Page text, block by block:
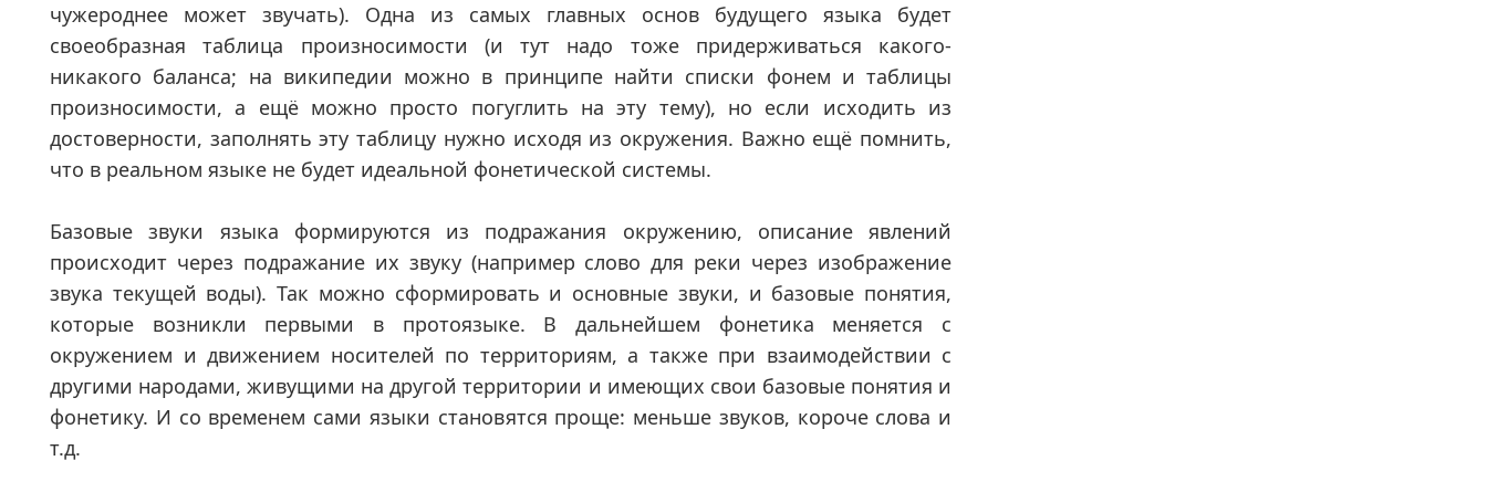
чужероднее может звучать). Одна из самых главных основ будущего языка будет
своеобразная таблица произносимости (и тут надо тоже придерживаться какого-
никакого баланса; на википедии можно в принципе найти списки фонем и таблицы
произносимости, а ещё можно просто погуглить на эту тему), но если исходить из
достоверности, заполнять эту таблицу нужно исходя из окружения. Важно ещё помнить,
что в реальном языке не будет идеальной фонетической системы.
Базовые звуки языка формируются из подражания окружению, описание явлений
происходит через подражание их звуку (например слово для реки через изображение
звука текущей воды). Так можно сформировать и основные звуки, и базовые понятия,
которые возникли первыми в протоязыке. В дальнейшем фонетика меняется с
окружением и движением носителей по территориям, а также при взаимодействии с
другими народами, живущими на другой территории и имеющих свои базовые понятия и
фонетику. И со временем сами языки становятся проще: меньше звуков, короче слова и
т.д.